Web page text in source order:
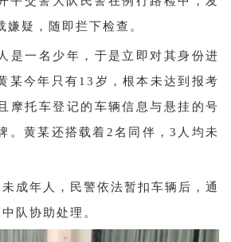
嫌疑，随即拦下检查。
是一名少年，于是立即对其身份进
某今年只有13岁，根本未达到报考
摩托车登记的车辆信息与悬挂的号
。黄某还搭载着2名同伴，3人均未
成年人，民警依法暂扣车辆后，通
队协助处理。